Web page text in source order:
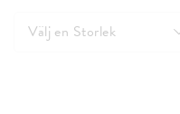
Välj en Storlek